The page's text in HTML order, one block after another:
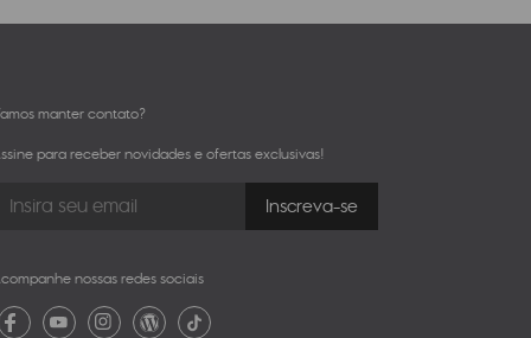
manter contato?
para receber novidades e ofertas exclusivas!
nossas redes sociais